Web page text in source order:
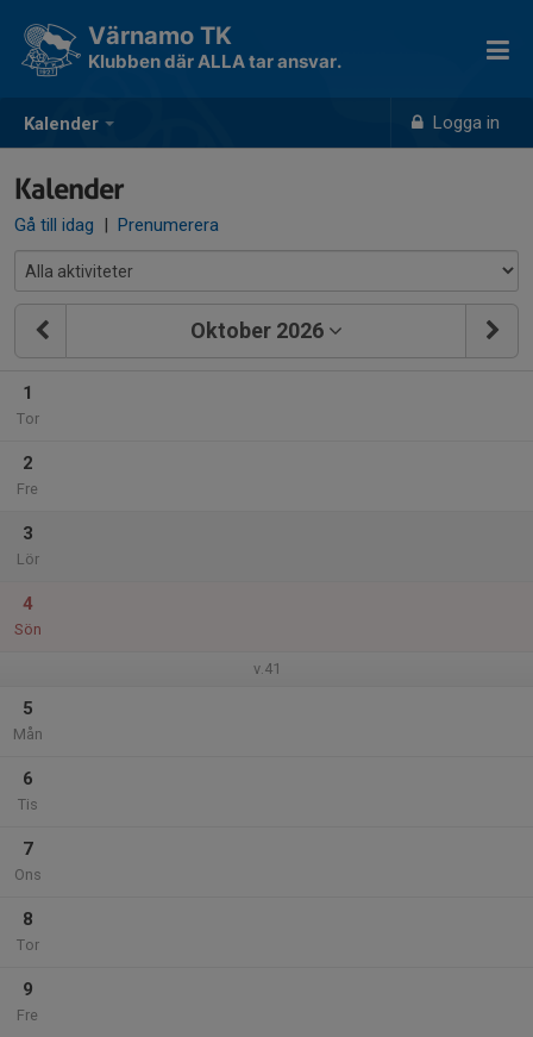
Kalender Logga in
Värnamo TK
Klubben där ALLA tar ansvar.
Kalender
Gå till idag | Prenumerera
Oktober 2026
1
Tor
2
Fre
3
Lör
4
Sön
v.41
5
Mån
6
Tis
7
Ons
8
Tor
9
Fre